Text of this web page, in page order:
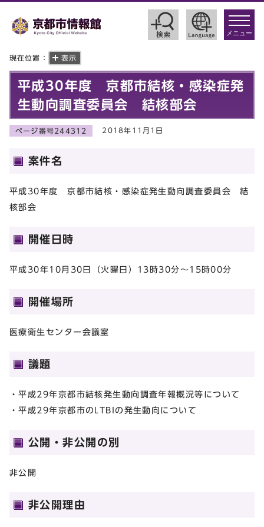
toggle
メニュー
現在位置： 表示
平成30年度 京都市結核・感染症発
生動向調査委員会 結核部会
ページ番号244312 2018年11月1日
案件名
平成30年度 京都市結核・感染症発生動向調査委員会 結
核部会
開催日時
平成30年10月30日（火曜日）13時30分～15時00分
開催場所
医療衛生センター会議室
議題
・平成29年京都市結核発生動向調査年報概況等について
・平成29年京都市のLTBIの発生動向について
公開・非公開の別
非公開
非公開理由